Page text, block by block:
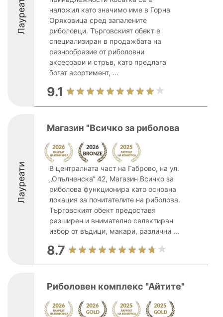
Лауреати
наложил като значимо име в Горна
Оряховица сред запалените
риболовци. Търговският обект е
специализиран в продажбата на
разнообразие от риболовни
аксесоари и стръв, като предлага
богат асортимент, ...
9.1
Лауреати
Магазин "Всичко за риболова
В централната част на Габрово, на ул.
„Опълченска“ 42, Магазин Всичко за
риболова функционира като основна
локация за почитателите на риболова.
Търговският обект предоставя
разширен и внимателно селектиран
избор от въдици, макари, различни ...
8.7
Риболовен комплекс "Айтите"